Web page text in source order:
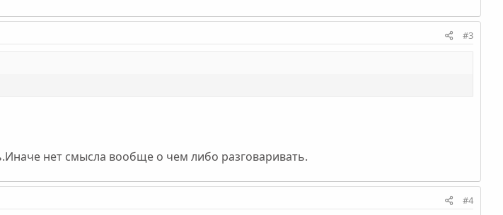
#3
нет смысла вообще о чем либо разговаривать.
#4